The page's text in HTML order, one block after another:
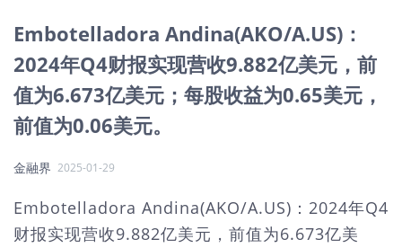
Embotelladora Andina(AKO/A.US)：
2024年Q4财报实现营收9.882亿美元，前
值为6.673亿美元；每股收益为0.65美元，
前值为0.06美元。
金融界 2025-01-29
Embotelladora Andina(AKO/A.US)：2024年Q4
财报实现营收9.882亿美元，前值为6.673亿美